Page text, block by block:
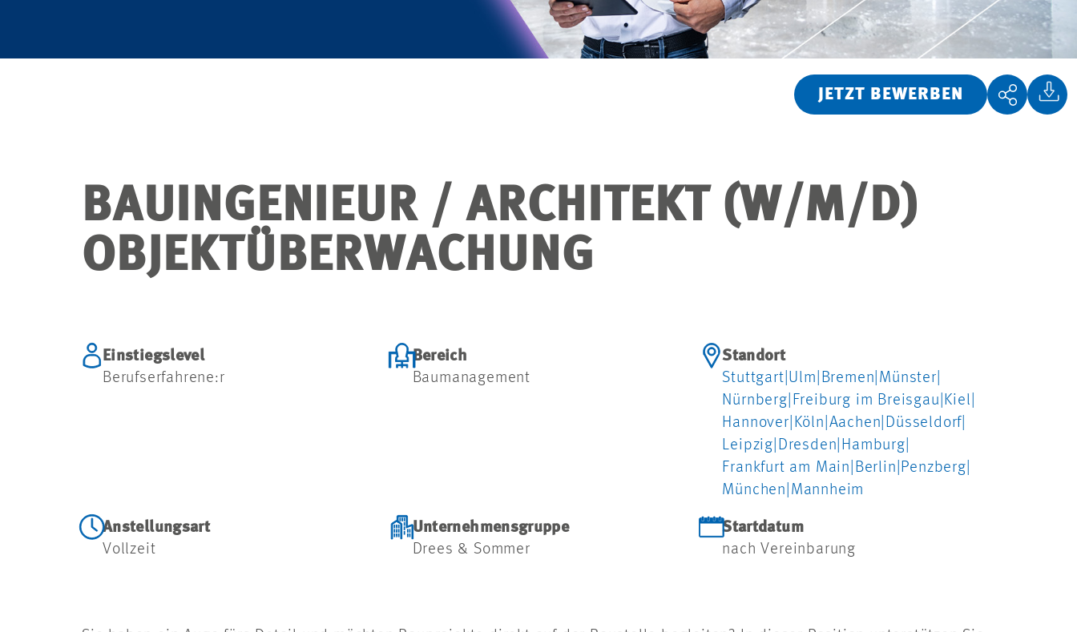
JETZT BEWERBEN
BAUINGENIEUR / ARCHITEKT (W/M/D)
OBJEKTÜBERWACHUNG
Einstiegslevel
Berufserfahrene:r
Bereich
Baumanagement
Standort
Stuttgart Ulm Bremen Münster
Nürnberg Freiburg im Breisgau Kiel
Hannover Köln Aachen Düsseldorf
Leipzig Dresden Hamburg
Frankfurt am Main Berlin Penzberg
München Mannheim
Anstellungsart
Vollzeit
Unternehmensgruppe
Drees & Sommer
Startdatum
nach Vereinbarung